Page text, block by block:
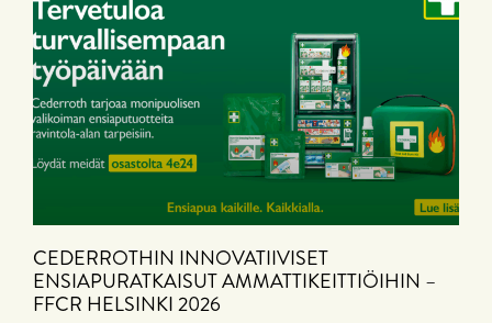
CEDERROTHIN INNOVATIIVISET
ENSIAPURATKAISUT AMMATTIKEITTIÖIHIN –
FFCR HELSINKI 2026